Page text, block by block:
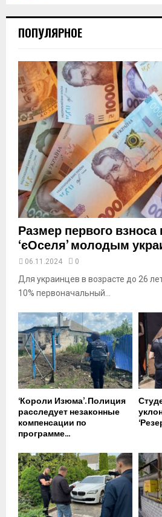
h
u
a
y
u
e
ПОПУЛЯРНОЕ
Размер первого
‘єОселя’ молодым
06.11.2024 0
Для украинцев в возрасте до 26
10% первоначальный...
‘Короли Изюма’. Полиция
расследует незаконные
компенсации по
программе...